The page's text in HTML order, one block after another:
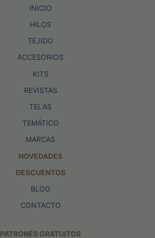
INICIO
HILOS
TEJIDO
ACCESORIOS
KITS
REVISTAS
TELAS
TEMÁTICO
MARCAS
NOVEDADES
DESCUENTOS
BLOG
CONTACTO
PATRONES GRATUITOS